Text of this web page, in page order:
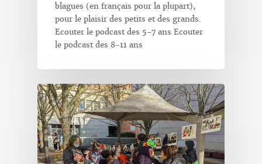
blagues (en français pour la plupart),
pour le plaisir des petits et des grands.
Ecouter le podcast des 5-7 ans Ecouter
le podcast des 8-11 ans